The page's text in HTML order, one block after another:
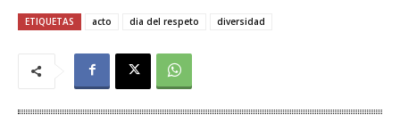
ETIQUETAS acto dia del respeto diversidad